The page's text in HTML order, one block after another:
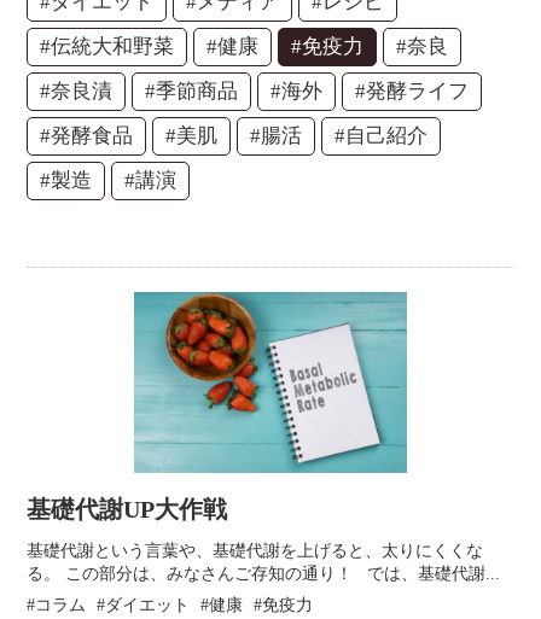
#伝統大和野菜
#健康 #免疫力
#奈良
#奈良漬
#季節商品 #海外
#発酵ライフ
#発酵食品
#美肌 #腸活
#自己紹介
#製造
#講演
基礎代謝UP大作戦
基礎代謝という言葉や、基礎代謝を上げると、太りにくくな
る。 この部分は、みなさんご存知の通り！ では、基礎代謝...
コラム
ダイエット 健康 免疫力